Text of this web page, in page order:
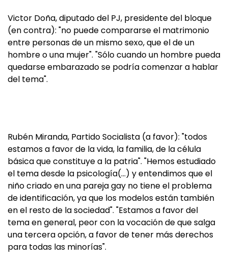
Victor Doña, diputado del PJ, presidente del bloque
(en contra): "no puede compararse el matrimonio
entre personas de un mismo sexo, que el de un
hombre o una mujer". "Sólo cuando un hombre pueda
quedarse embarazado se podría comenzar a hablar
del tema".
Rubén Miranda, Partido Socialista (a favor): "todos
estamos a favor de la vida, la familia, de la célula
básica que constituye a la patria". "Hemos estudiado
el tema desde la psicología(…) y entendimos que el
niño criado en una pareja gay no tiene el problema
de identificación, ya que los modelos están también
en el resto de la sociedad". "Estamos a favor del
tema en general, peor con la vocación de que salga
una tercera opción, a favor de tener más derechos
para todas las minorías".